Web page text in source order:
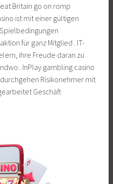
Britain go on romp
ist mit einer gültigen
für ganz Mitglied . IT-
ihre Freude daran zu
. InPlay gambling casino
Risikonehmer mit
Geschäft